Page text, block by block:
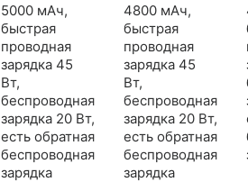
5000 мАч,
быстрая
проводная
зарядка 45
Вт,
беспроводная
зарядка 20 Вт,
есть обратная
беспроводная
зарядка
4800 мАч,
быстрая
проводная
зарядка 45
Вт,
беспроводная
зарядка 20 Вт,
есть обратная
беспроводная
зарядка